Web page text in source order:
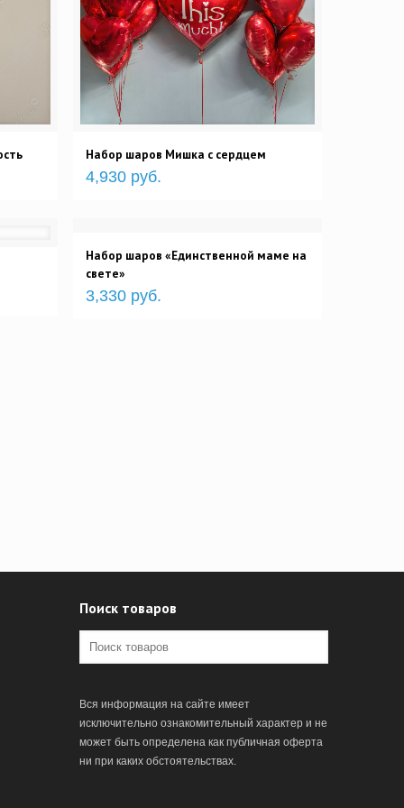
Набор шаров Мишка с сердцем
4,930 руб.
Набор шаров «Единственной маме на
свете»
3,330 руб.
Поиск товаров
Вся информация на сайте имеет
исключительно ознакомительный характер и не
может быть определена как публичная оферта
ни при каких обстоятельствах.